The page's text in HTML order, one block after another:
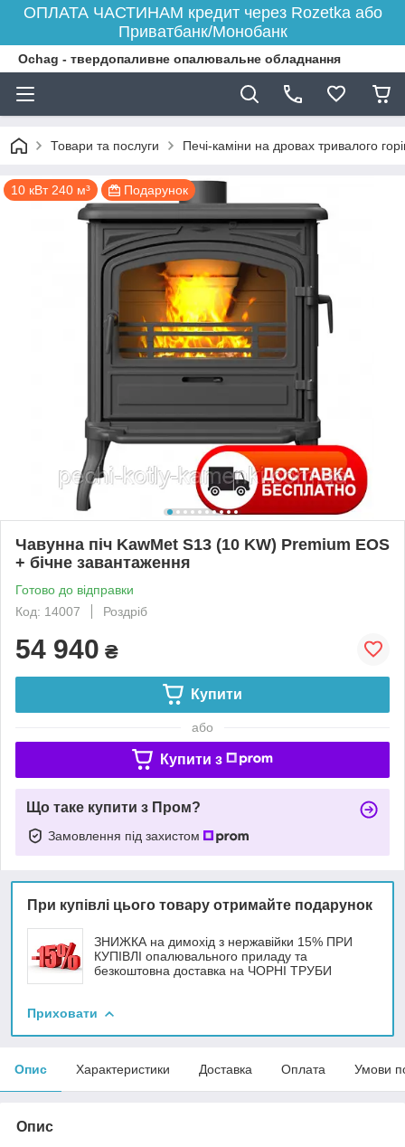
ОПЛАТА ЧАСТИНАМ кредит через Rozetka або
Приватбанк/Монобанк
Ochag - твердопаливне опалювальне обладнання
Товари та послуги Печі-каміни на дровах тривалого
10 кВт 240 м³ Подарунок
Чавунна піч KawMet S13 (10 KW) Premium EOS
+ бічне завантаження
Готово до відправки
Код: 14007
Роздріб
54 940 ₴
Купити
або
Купити з
Що таке купити з Пром?
Замовлення під захистом
При купівлі цього товару отримайте подарунок
ЗНИЖКА на димохід з нержавійки 15% ПРИ
КУПІВЛІ опалювального приладу та
безкоштовна доставка на ЧОРНІ ТРУБИ
Приховати
Опис Характеристики Доставка Оплата Умови
Опис